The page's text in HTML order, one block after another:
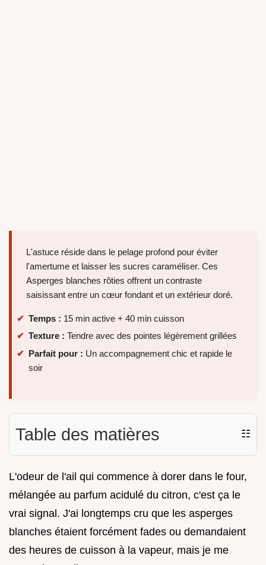
L'astuce réside dans le pelage profond pour éviter
l'amertume et laisser les sucres caraméliser. Ces
Asperges blanches rôties offrent un contraste
saisissant entre un cœur fondant et un extérieur doré.
Temps : 15 min active + 40 min cuisson
Texture : Tendre avec des pointes légèrement grillées
Parfait pour : Un accompagnement chic et rapide le
soir
Table des matières ☷
L'odeur de l'ail qui commence à dorer dans le four,
mélangée au parfum acidulé du citron, c'est ça le
vrai signal. J'ai longtemps cru que les asperges
blanches étaient forcément fades ou demandaient
des heures de cuisson à la vapeur, mais je me